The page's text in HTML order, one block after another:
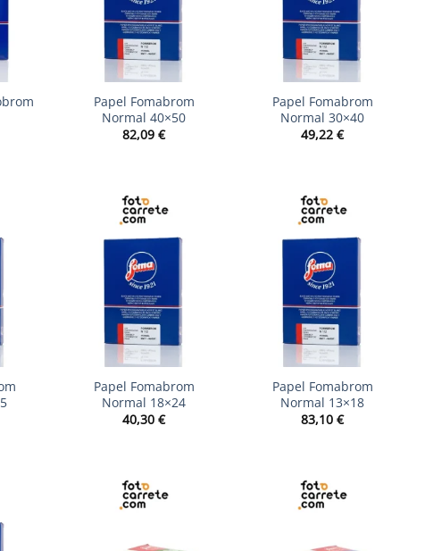
Papel Fomabrom
Normal 40×50
82,09 €
Papel Fomabrom
Normal 30×40
49,22 €
Papel Fomabrom
Normal 18×24
40,30 €
Papel Fomabrom
Normal 13×18
83,10 €